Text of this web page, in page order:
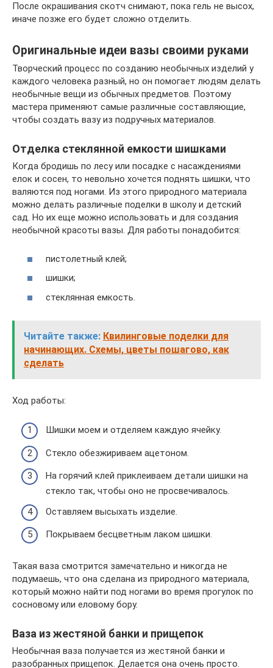
После окрашивания скотч снимают, пока гель не высох,
иначе позже его будет сложно отделить.
Оригинальные идеи вазы своими руками
Творческий процесс по созданию необычных изделий у
каждого человека разный, но он помогает людям делать
необычные вещи из обычных предметов. Поэтому
мастера применяют самые различные составляющие,
чтобы создать вазу из подручных материалов.
Отделка стеклянной емкости шишками
Когда бродишь по лесу или посадке с насаждениями
елок и сосен, то невольно хочется поднять шишки, что
валяются под ногами. Из этого природного материала
можно делать различные поделки в школу и детский
сад. Но их еще можно использовать и для создания
необычной красоты вазы. Для работы понадобится:
пистолетный клей;
шишки;
стеклянная емкость.
Читайте также: Квилинговые поделки для
начинающих. Схемы, цветы пошагово, как
сделать
Ход работы:
Шишки моем и отделяем каждую ячейку.
Стекло обезжириваем ацетоном.
На горячий клей приклеиваем детали шишки на
стекло так, чтобы оно не просвечивалось.
Оставляем высыхать изделие.
Покрываем бесцветным лаком шишки.
Такая ваза смотрится замечательно и никогда не
подумаешь, что она сделана из природного материала,
который можно найти под ногами во время прогулок по
сосновому или еловому бору.
Ваза из жестяной банки и прищепок
Необычная ваза получается из жестяной банки и
разобранных прищепок. Делается она очень просто.